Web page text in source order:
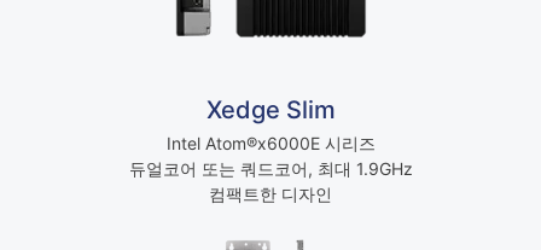
Xedge Slim
Intel Atom®x6000E 시리즈
듀얼코어 또는 쿼드코어, 최대 1.9GHz
컴팩트한 디자인